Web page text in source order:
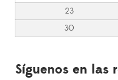
23
30
Síguenos en las